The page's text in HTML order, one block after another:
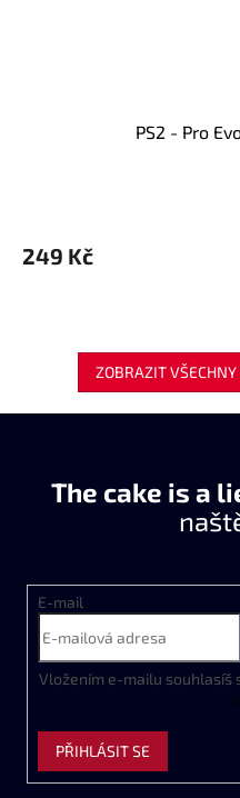
PS2 - Pro
249 Kč
ZOBRAZIT VŠECHNY
The cake is a
E-mail
Vložením e-mailu souhlasíš
PŘIHLÁSIT SE